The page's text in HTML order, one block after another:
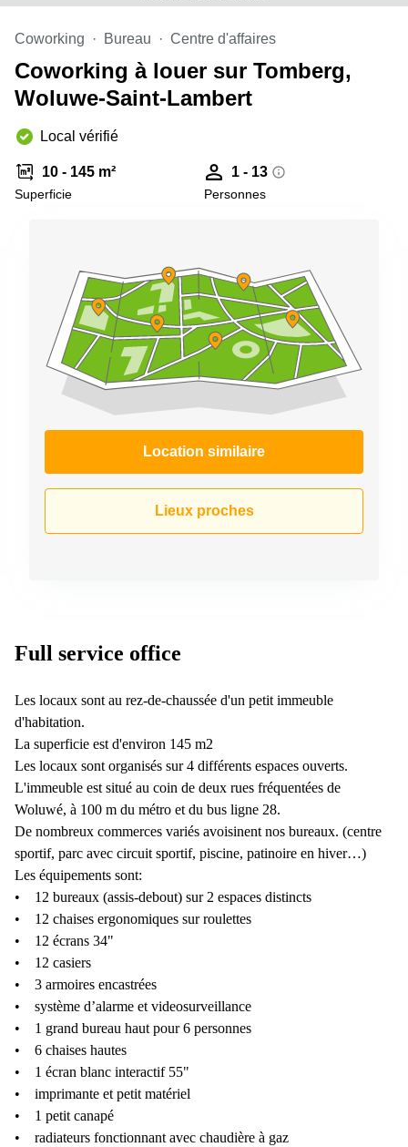
Coworking Bureau Centre d'affaires
Coworking à louer sur Tomberg,
Woluwe-Saint-Lambert
Local vérifié
10 - 145 m²
Superficie
1 - 13
Personnes
Location similaire
Lieux proches
Full service office
Les locaux sont au rez-de-chaussée d'un petit immeuble
d'habitation.
La superficie est d'environ 145 m2
Les locaux sont organisés sur 4 différents espaces ouverts.
L'immeuble est situé au coin de deux rues fréquentées de
Woluwé, à 100 m du métro et du bus ligne 28.
De nombreux commerces variés avoisinent nos bureaux. (centre
sportif, parc avec circuit sportif, piscine, patinoire en hiver…)
Les équipements sont:
• 12 bureaux (assis-debout) sur 2 espaces distincts
• 12 chaises ergonomiques sur roulettes
• 12 écrans 34"
• 12 casiers
• 3 armoires encastrées
• système d’alarme et videosurveillance
• 1 grand bureau haut pour 6 personnes
• 6 chaises hautes
• 1 écran blanc interactif 55"
• imprimante et petit matériel
• 1 petit canapé
• radiateurs fonctionnant avec chaudière à gaz